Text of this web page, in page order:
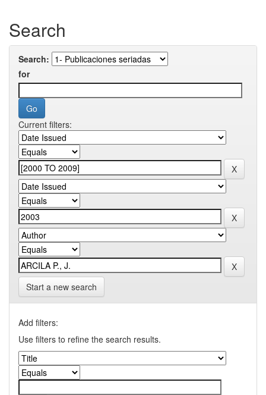
Search
Search:
for
Current filters:
Start a new search
Add filters:
Use filters to refine the search results.